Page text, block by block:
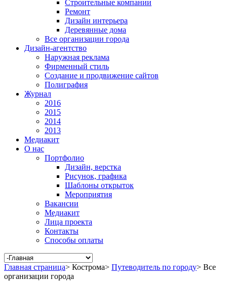
Строительные компании
Ремонт
Дизайн интерьера
Деревянные дома
Все организации города
Дизайн-агентство
Наружная реклама
Фирменный стиль
Создание и продвижение сайтов
Полиграфия
Журнал
2016
2015
2014
2013
Медиакит
О нас
Портфолио
Дизайн, верстка
Рисунок, графика
Шаблоны открыток
Мероприятия
Вакансии
Медиакит
Лица проекта
Контакты
Способы оплаты
Главная страница> Кострома> Путеводитель по городу> Все
организации города